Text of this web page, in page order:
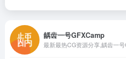
龋齿一号GFXCamp